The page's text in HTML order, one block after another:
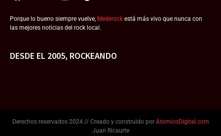
Porque lo bueno siempre vuelve, Mederock está más vivo que nunca con
las mejores noticias del rock local.
DESDE EL 2005, ROCKEANDO
Derechos reservados 2024 // Creado y construido porAtomicoDigital.com
Juan Ricaurte